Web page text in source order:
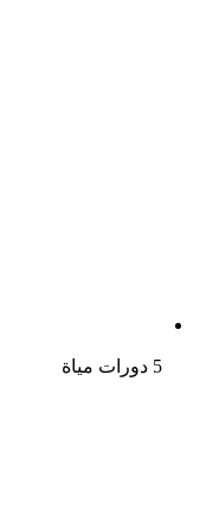
5 دورات مياة